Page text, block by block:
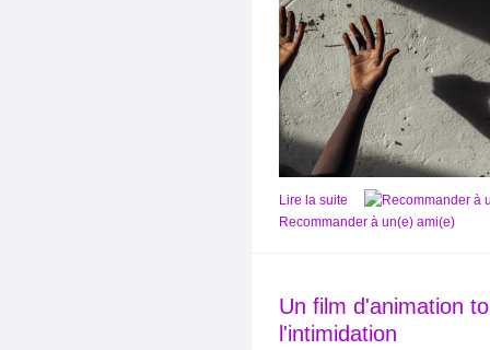
Lire la suite
Recommander à un(e) ami(e)
Un film d'animation
l'intimidation